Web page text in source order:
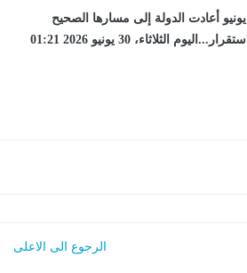
برلماني: ثورة 30 يونيو أعادت الدولة إلى مسارها الصحيح
ورسخت دعائم الاستقرار...اليوم الثلاثاء، 30 يونيو 2026 01:21
الرجوع الى الاعلى